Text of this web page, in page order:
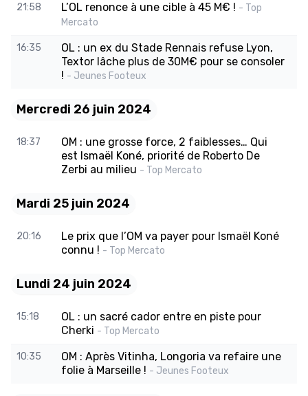
21:58 L’OL renonce à une cible à 45 M€ ! - Top
Mercato
16:35
OL : un ex du Stade Rennais refuse Lyon,
Textor lâche plus de 30M€ pour se consoler
! - Jeunes Footeux
Mercredi 26 juin 2024
18:37
OM : une grosse force, 2 faiblesses… Qui
est Ismaël Koné, priorité de Roberto De
Zerbi au milieu - Top Mercato
Mardi 25 juin 2024
20:16
Le prix que l’OM va payer pour Ismaël Koné
connu ! - Top Mercato
Lundi 24 juin 2024
15:18
OL : un sacré cador entre en piste pour
Cherki - Top Mercato
10:35
OM : Après Vitinha, Longoria va refaire une
folie à Marseille ! - Jeunes Footeux